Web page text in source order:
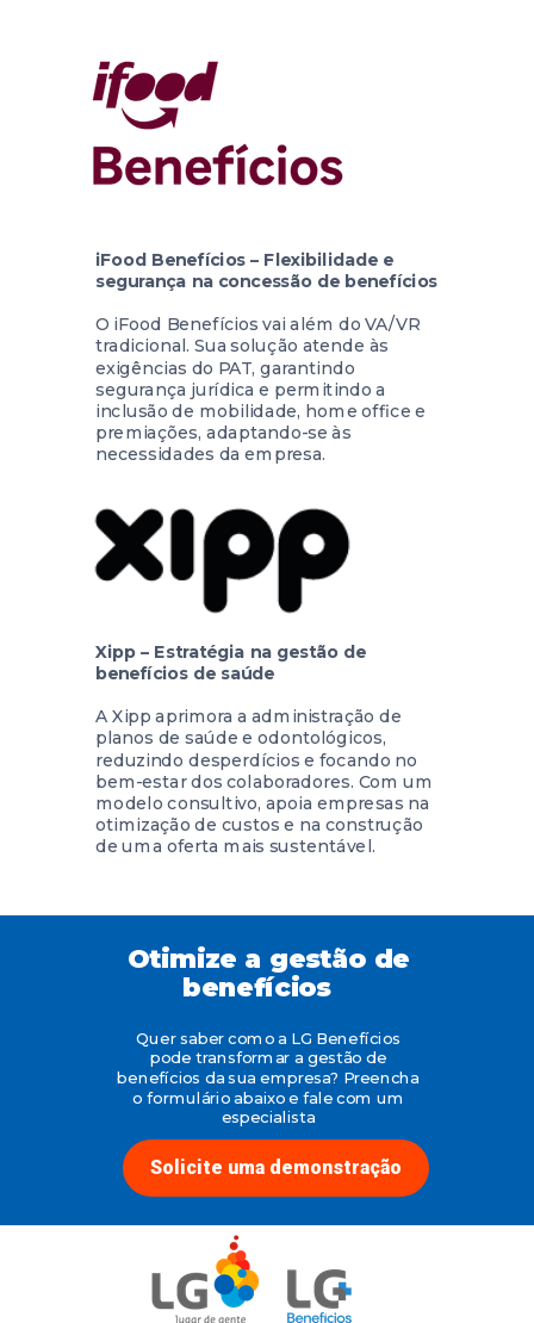
Otimize a gestão de
benefícios
Solicite uma demonstração
Quer saber como a LG Benefícios
pode transformar a gestão de
benefícios da sua empresa? Preencha
o formulário abaixo e fale com um
especialista
iFood Benefícios – Flexibilidade e
segurança na concessão de benefícios
O iFood Benefícios vai além do VA/VR
tradicional. Sua solução atende às
exigências do PAT, garantindo
segurança jurídica e permitindo a
inclusão de mobilidade, home office e
premiações, adaptando-se às
necessidades da empresa.
Xipp – Estratégia na gestão de
benefícios de saúde
A Xipp aprimora a administração de
planos de saúde e odontológicos,
reduzindo desperdícios e focando no
bem-estar dos colaboradores. Com um
modelo consultivo, apoia empresas na
otimização de custos e na construção
de uma oferta mais sustentável.